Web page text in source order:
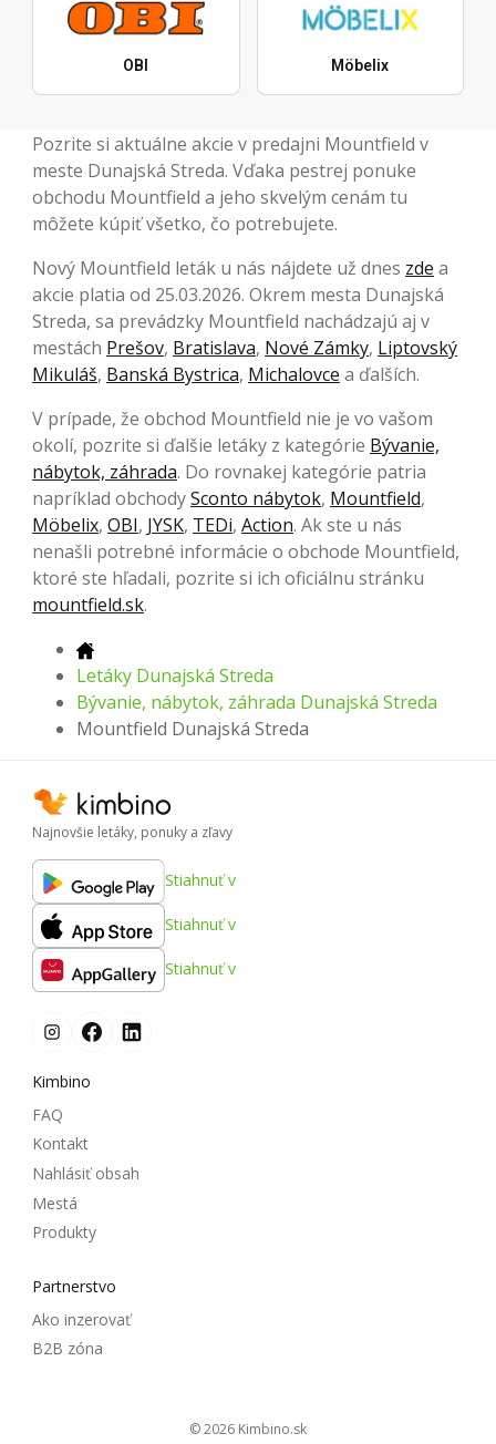
OBI Möbelix
Pozrite si aktuálne akcie v predajni Mountfield v
meste Dunajská Streda. Vďaka pestrej ponuke
obchodu Mountfield a jeho skvelým cenám tu
môžete kúpiť všetko, čo potrebujete.
Nový Mountfield leták u nás nájdete už dnes zde a
akcie platia od 25.03.2026. Okrem mesta Dunajská
Streda, sa prevádzky Mountfield nachádzajú aj v
mestách Prešov, Bratislava, Nové Zámky, Liptovský
Mikuláš, Banská Bystrica, Michalovce a ďalších.
V prípade, že obchod Mountfield nie je vo vašom
okolí, pozrite si ďalšie letáky z kategórie Bývanie,
nábytok, záhrada. Do rovnakej kategórie patria
napríklad obchodySconto nábytok, Mountfield,
Möbelix, OBI, JYSK, TEDi, Action. Ak ste u nás
nenašli potrebné informácie o obchode Mountfield,
ktoré ste hľadali, pozrite si ich oficiálnu stránku
mountfield.sk.
Letáky Dunajská Streda
Bývanie, nábytok, záhrada Dunajská Streda
Mountfield Dunajská Streda
Najnovšie letáky, ponuky a zľavy
Stiahnuť v
Stiahnuť v
Stiahnuť v
Kimbino
FAQ
Kontakt
Nahlásiť obsah
Mestá
Produkty
Partnerstvo
Ako inzerovať
B2B zóna
© 2026 kimbino.sk